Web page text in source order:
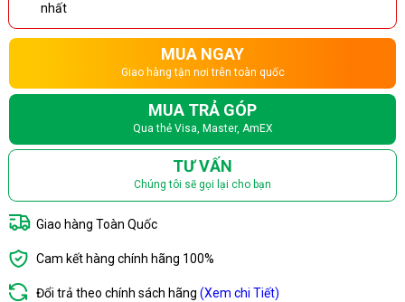
nhất
MUA NGAY
Giao hàng tận nơi trên toàn quốc
MUA TRẢ GÓP
Qua thẻ Visa, Master, AmEX
TƯ VẤN
Chúng tôi sẽ gọi lại cho bạn
Giao hàng Toàn Quốc
Cam kết hàng chính hãng 100%
Đổi trả theo chính sách hãng (Xem chi Tiết)